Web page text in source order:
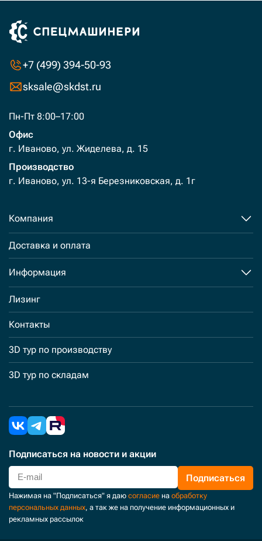
+7 (499) 394-50-93
sksale@skdst.ru
Пн-Пт 8:00–17:00
Офис
г. Иваново, ул. Жиделева, д. 15
Производство
г. Иваново, ул. 13-я Березниковская, д. 1г
Компания
Доставка и оплата
Информация
Лизинг
Контакты
3D тур по производству
3D тур по складам
Подписаться на новости и акции
Подписаться
Нажимая на "Подписаться" я даю согласие на обработку
персональных данных, а так же на получение информационных и
рекламных рассылок